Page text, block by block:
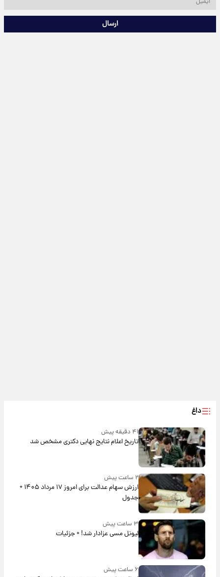
ارسال
داغ
۴۱ دقیقه پیش
تاریخ اعلام نتایج نهایی دکتری مشخص شد
۲ ساعت پیش
ارزش سهام عدالت برای امروز ۱۷ مرداد ۱۴۰۵ +
جدول
۳ ساعت پیش
لیونل مسی عزادار شد! + جزئیات
۶ ساعت پیش